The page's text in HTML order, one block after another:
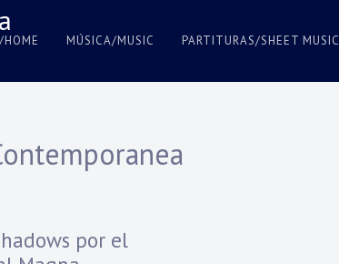
MÚSICA/MUSIC PARTITURAS/SHEET MUSIC
por el